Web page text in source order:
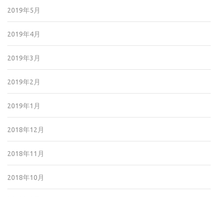
2019年5月
2019年4月
2019年3月
2019年2月
2019年1月
2018年12月
2018年11月
2018年10月